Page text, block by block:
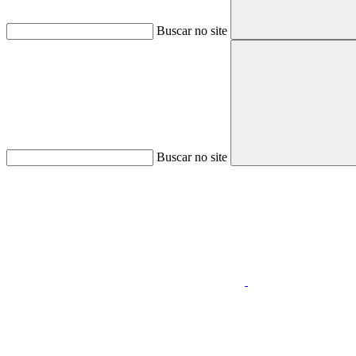
Buscar no site
Buscar no site